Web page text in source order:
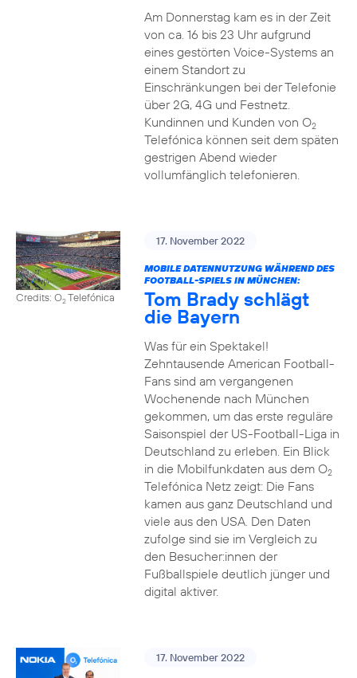
Am Donnerstag kam es in der Zeit
von ca. 16 bis 23 Uhr aufgrund
eines gestörten Voice-Systems an
einem Standort zu
Einschränkungen bei der Telefonie
über 2G, 4G und Festnetz.
Kundinnen und Kunden von O2
Telefónica können seit dem späten
gestrigen Abend wieder
vollumfänglich telefonieren.
Credits: O2Telefónica
17. November 2022
MOBILE DATENNUTZUNG WÄHREND DES
FOOTBALL-SPIELS IN MÜNCHEN:
Tom Brady schlägt
die Bayern
Was für ein Spektakel!
Zehntausende American Football-
Fans sind am vergangenen
Wochenende nach München
gekommen, um das erste reguläre
Saisonspiel der US-Football-Liga in
Deutschland zu erleben. Ein Blick
in die Mobilfunkdaten aus dem O2
Telefónica Netz zeigt: Die Fans
kamen aus ganz Deutschland und
viele aus den USA. Den Daten
zufolge sind sie im Vergleich zu
den Besucher:innen der
Fußballspiele deutlich jünger und
digital aktiver.
17. November 2022